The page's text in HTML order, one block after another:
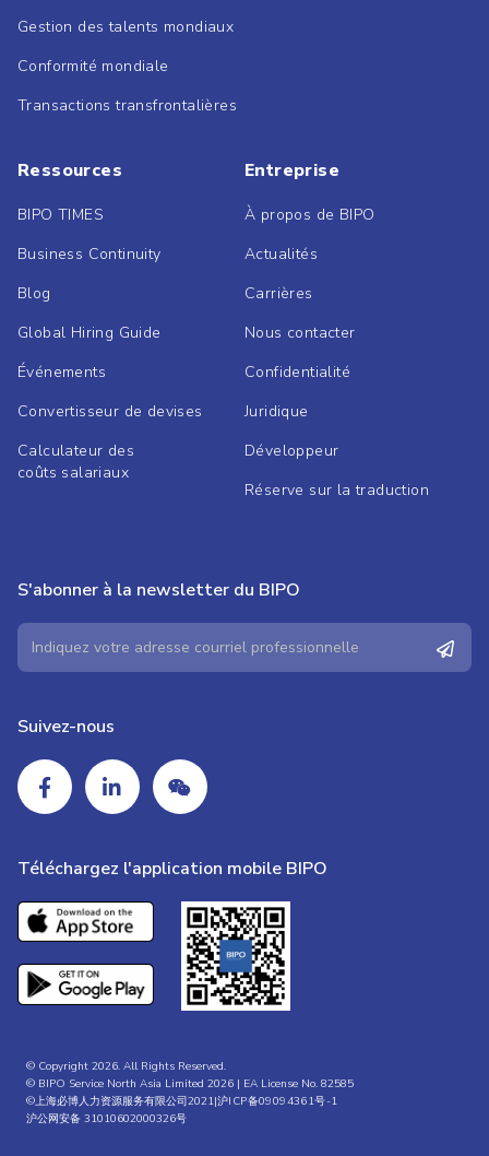
Gestion des talents mondiaux
Conformité mondiale
Transactions transfrontalières
Ressources
BIPO TIMES
Business Continuity
Blog
Global Hiring Guide
Événements
Convertisseur de devises
Calculateur des
coûts salariaux
Entreprise
À propos de BIPO
Actualités
Carrières
Nous contacter
Confidentialité
Juridique
Développeur
Réserve sur la traduction
S'abonner à la newsletter du BIPO
Suivez-nous
Téléchargez l'application mobile BIPO
© Copyright 2026. All Rights Reserved.
© BIPO Service North Asia Limited 2026 | EA License No. 82585
©上海必博人力资源服务有限公司2021|沪ICP备09094361号-1
沪公网安备 31010602000326号